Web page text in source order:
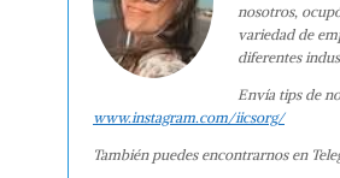
nosotros,
variedad de
diferentes
Envía tips de
www.instagram.com/iicsorg/
También puedes encontrarnos en